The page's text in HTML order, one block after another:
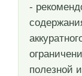
-
полезной